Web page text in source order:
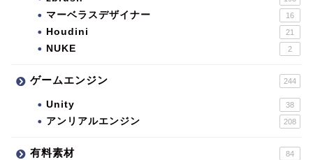
マーベラスデザイナー 16
Houdini 21
NUKE 2
ゲームエンジン 244
Unity 38
アンリアルエンジン 208
有料素材 84